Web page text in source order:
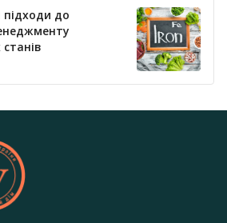
підходи до